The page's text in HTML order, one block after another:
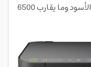
امكانية طباعة 8100 ورقة باللون الأسود وما يقارب 6500